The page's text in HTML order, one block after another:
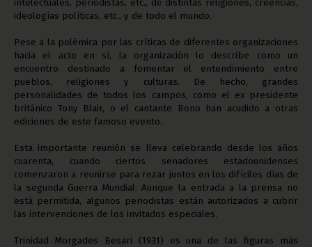
intelectuales, periodistas, etc., de distintas religiones, creencias,
ideologías políticas, etc., y de todo el mundo.
Pese a la polémica por las críticas de diferentes organizaciones
hacia el acto en sí, la organización lo describe como un
encuentro destinado a fomentar el entendimiento entre
pueblos, religiones y culturas. De hecho, grandes
personalidades de todos los campos, como el ex presidente
británico Tony Blair, o el cantante Bono han acudido a otras
ediciones de este famoso evento.
Esta importante reunión se lleva celebrando desde los años
cuarenta, cuando ciertos senadores estadounidenses
comenzaron a reunirse para rezar juntos en los difíciles días de
la segunda Guerra Mundial. Aunque la entrada a la prensa no
está permitida, algunos periodistas están autorizados a cubrir
las intervenciones de los invitados especiales.
Trinidad Morgades Besari (1931) es una de las figuras más